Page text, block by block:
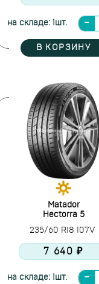
на складе: 1шт.
В КОРЗИНУ
Matador
Hectorra 5
235/60 R18 107V
7 640 ₽
на складе: 1шт.